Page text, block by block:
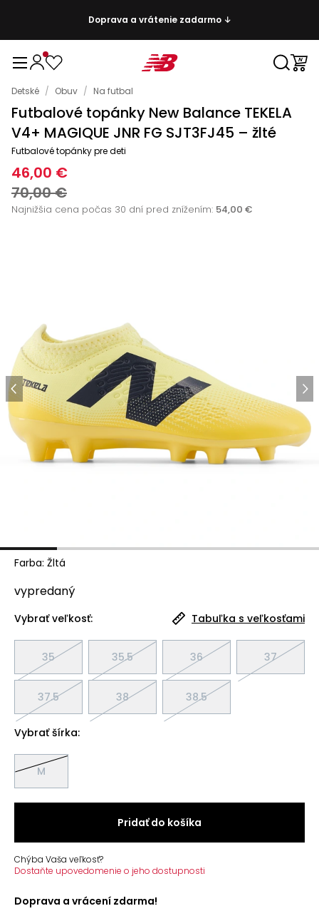
Doprava a vrátenie zadarmo ↓
Detské / Obuv / Na futbal
Futbalové topánky New Balance TEKELA
V4+ MAGIQUE JNR FG SJT3FJ45 – žlté
Futbalové topánky pre deti
46,00 €
70,00 €
Najnižšia cena počas 30 dní pred znížením: 54,00 €
Farba: Žltá
vypredaný
Vybrať veľkosť: Tabuľka s veľkosťami
35 35.5 36 37
37.5 38 38.5
Vybrať šírka:
M
Pridať do košíka
Chýba Vaša veľkosť?
Dostaňte upovedomenie o jeho dostupnosti
Doprava a vrácení zdarma!